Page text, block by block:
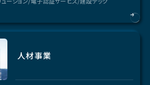
人材事業